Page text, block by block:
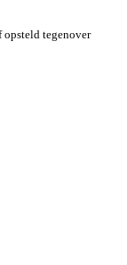
tegenover